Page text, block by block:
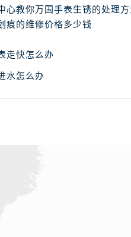
市龙华区金贸东路5号海口
市路南区新华东道100号万
古自治区呼和浩特市玉泉区
省兰州市七里河区西津西路
龙江省牡丹江市东安区太平路
龙江省七台河市桃山区大同街
龙江省齐齐哈尔市龙沙区龙华
心教你万国手表生锈的处理方
痕的维修价格多少钱
走快怎么办
水怎么办